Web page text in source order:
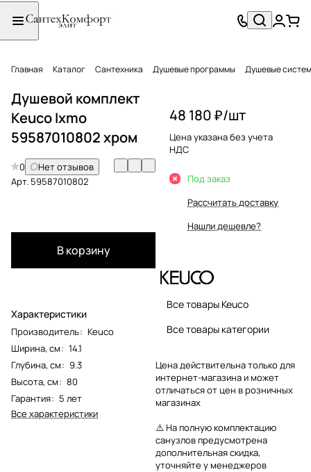
Главная Каталог Сантехника Душевые программы Душевые
Душевой комплект
Keuco Ixmo
59587010802 хром
0
Нет отзывов
Арт. 59587010802
В корзину
Характеристики
Производитель: Keuco
Ширина, см: 14.1
Глубина, см: 9.3
Высота, см: 80
Гарантия: 5 лет
Все характеристики
48 180 ₽/шт
Цена указана без учета
НДС
Под заказ
Рассчитать доставку
Нашли дешевле?
Все товары Keuco
Все товары категории
Цена действительна только для
интернет-магазина и может
отличаться от цен в розничных
магазинах
⚠️ На полную комплектацию
санузлов предусмотрена
дополнительная скидка,
уточняйте у менеджеров